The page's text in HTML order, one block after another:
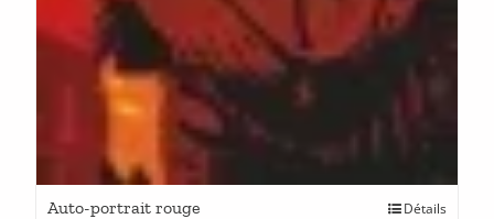
Auto-portrait rouge Détails